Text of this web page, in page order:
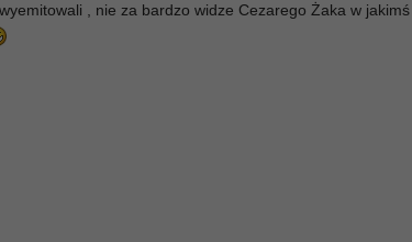
, nie za bardzo widze Cezarego Żaka w